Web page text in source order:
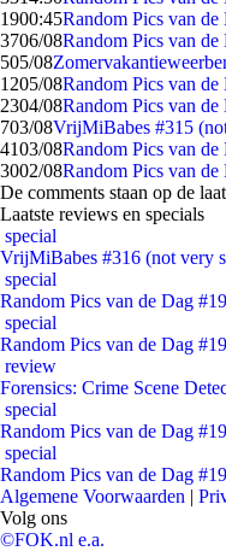
1900:45Random Pics van de
3706/08Random Pics van de
505/08
1205/08Random Pics van de
2304/08Random Pics van de
703/08VrijMiBabes #315
4103/08Random Pics van de
3002/08Random Pics van de
De comments staan op de
Laatste reviews en specials
special
VrijMiBabes #316 (not very
special
Random Pics van de Dag
special
Random Pics van de Dag
review
Forensics: Crime Scene
special
Random Pics van de Dag
special
Random Pics van de Dag
Algemene Voorwaarden |
Volg ons
©FOK.nl e.a.